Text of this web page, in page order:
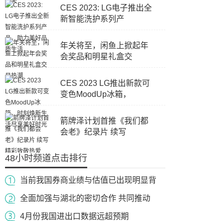
CES 2023: LG电子推出全
新智能洗护系列产
年关将至，闲鱼上掀起年
会奖品和明星礼盒交
CES 2023 LG推出新款可
变色MoodUp冰箱，
箭牌泽计划首推《我们都
会老》纪录片 续写
48小时频道点击排行
当前我国券商业绩与估值已出现明显背
全面加强与湖北的密切合作 共同推动
4月份我国进出口数据远超预期